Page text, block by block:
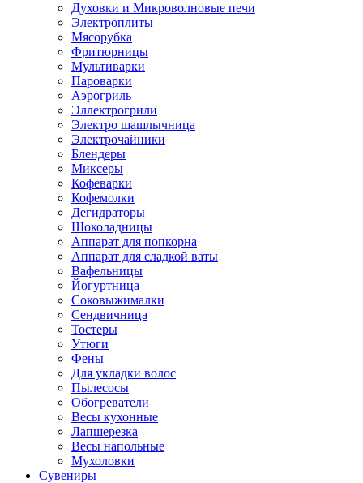
Духовки и Микроволновые печи
Электроплиты
Мясорубка
Фритюрницы
Мультиварки
Пароварки
Аэрогриль
Эллектрогрили
Электро шашлычница
Электрочайники
Блендеры
Миксеры
Кофеварки
Кофемолки
Дегидраторы
Шоколадницы
Аппарат для попкорна
Аппарат для сладкой ваты
Вафельницы
Йогуртница
Соковыжималки
Сендвичница
Тостеры
Утюги
Фены
Для укладки волос
Пылесосы
Обогреватели
Весы кухонные
Лапшерезка
Весы напольные
Мухоловки
Сувениры